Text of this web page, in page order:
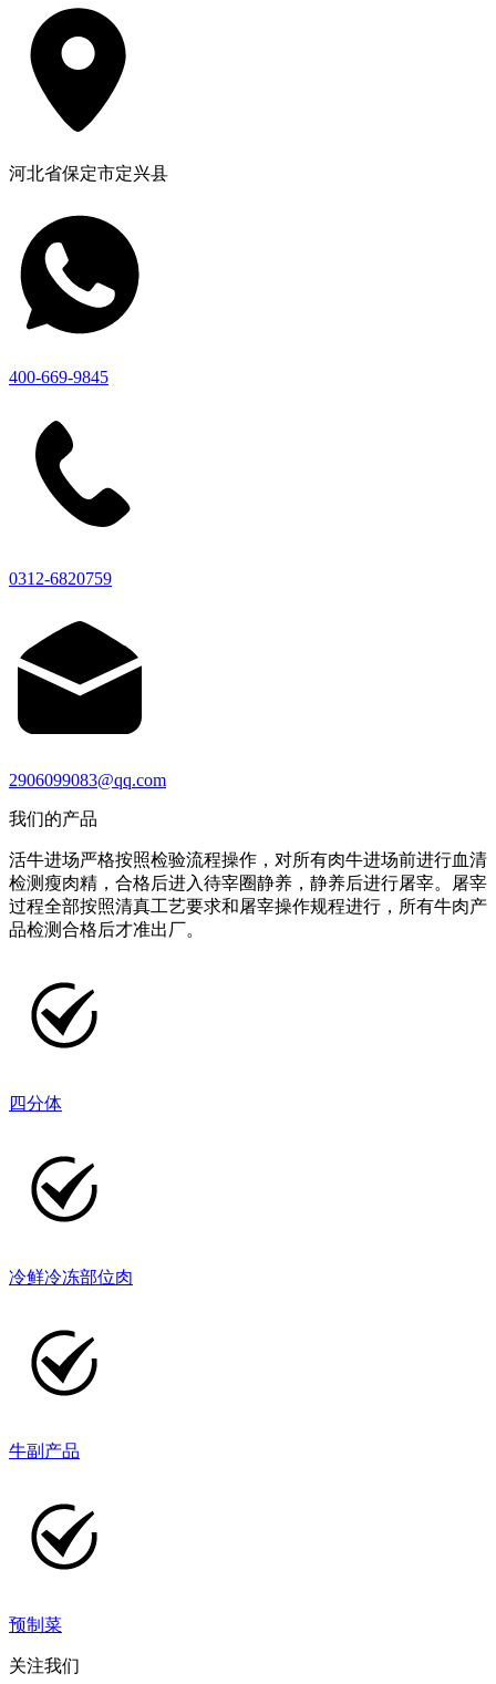
河北省保定市定兴县
400-669-9845
0312-6820759
2906099083@qq.com
我们的产品
活牛进场严格按照检验流程操作，对所有肉牛进场前进行血清
检测瘦肉精，合格后进入待宰圈静养，静养后进行屠宰。屠宰
过程全部按照清真工艺要求和屠宰操作规程进行，所有牛肉产
品检测合格后才准出厂。
四分体
冷鲜冷冻部位肉
牛副产品
预制菜
关注我们